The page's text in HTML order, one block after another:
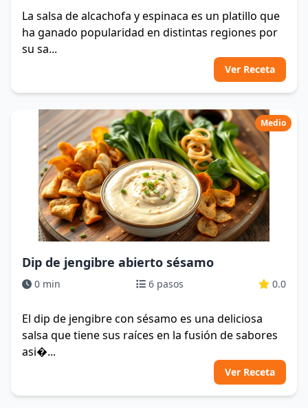
La salsa de alcachofa y espinaca es un platillo que
ha ganado popularidad en distintas regiones por
su sa...
Ver Receta
Medio
Dip de jengibre abierto sésamo
0 min 6 pasos 0.0
El dip de jengibre con sésamo es una deliciosa
salsa que tiene sus raíces en la fusión de sabores
asi�...
Ver Receta